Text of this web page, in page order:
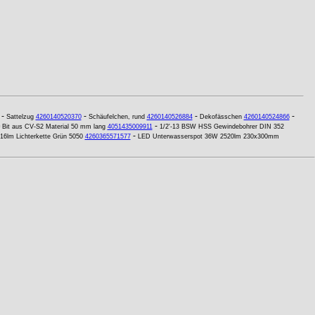
Sattelzug 4260140520370- Schäufelchen, rund 4260140526884- Dekofässchen 4260140524866-
Bit aus CV-S2 Material 50 mm lang 4051435009911- 1/2'-13 BSW HSS Gewindebohrer DIN 352
Lichterkette Grün 5050 4260365571577- LED Unterwasserspot 36W 2520lm 230x300mm